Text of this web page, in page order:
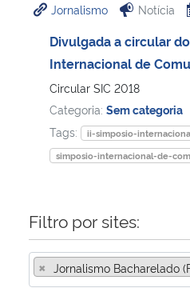
Jornalismo Notícia
Divulgada a circular
Internacional de
Circular SIC 2018
Categoria: Sem categoria
Tags:
ii-simposio-
simposio-internacional-de-
Filtro por sites:
× Jornalismo Bacharelado